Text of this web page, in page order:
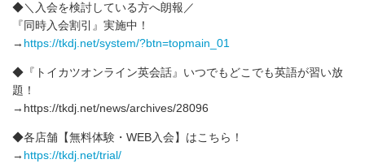
◆＼入会を検討している方へ朗報／
『同時入会割引』実施中！
→ https://tkdj.net/system/?btn=topmain_01
◆『トイカツオンライン英会話』いつでもどこでも英語が習い放
題！
→https://tkdj.net/news/archives/28096
◆各店舗【無料体験・WEB入会】はこちら！
→ https://tkdj.net/trial/